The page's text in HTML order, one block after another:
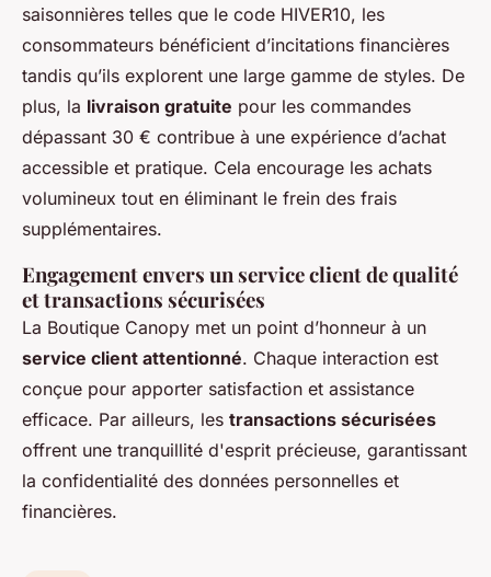
saisonnières telles que le code HIVER10, les
consommateurs bénéficient d’incitations financières
tandis qu’ils explorent une large gamme de styles. De
plus, la livraison gratuite pour les commandes
dépassant 30 € contribue à une expérience d’achat
accessible et pratique. Cela encourage les achats
volumineux tout en éliminant le frein des frais
supplémentaires.
Engagement envers un service client de qualité
et transactions sécurisées
La Boutique Canopy met un point d’honneur à un
service client attentionné. Chaque interaction est
conçue pour apporter satisfaction et assistance
efficace. Par ailleurs, les transactions sécurisées
offrent une tranquillité d'esprit précieuse, garantissant
la confidentialité des données personnelles et
financières.